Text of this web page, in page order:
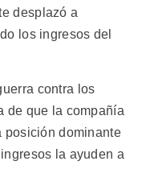
desplazó a
los ingresos del
contra los
de que la compañía
posición dominante
la ayuden a